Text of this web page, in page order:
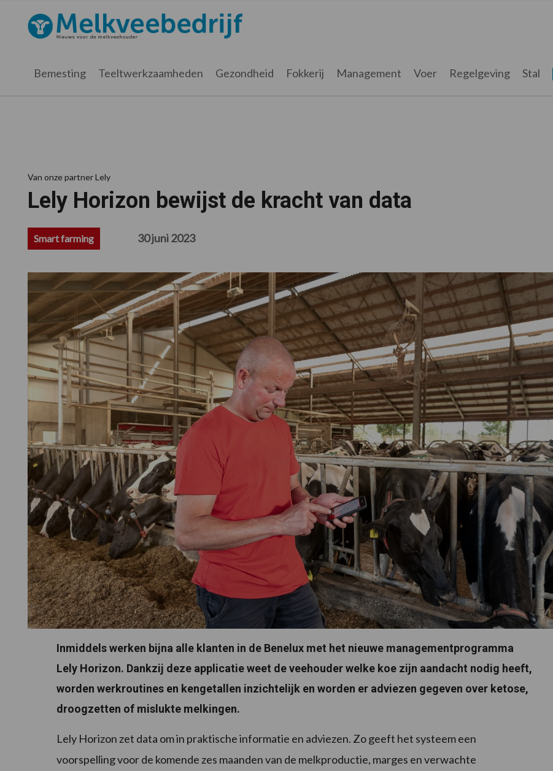
hoofdnavigatie
hoofd
eerste
voettekst
Melkveebedrijf.nl
Bemesting Teeltwerkzaamheden Gezondheid Fokkerij Management Voer Regelgeving Stal
Van onze partner Lely
Lely Horizon bewijst de kracht van data
Smart farming 30 juni 2023
Inmiddels werken bijna alle klanten in de Benelux met het nieuwe managementprogramma
Lely Horizon. Dankzij deze applicatie weet de veehouder welke koe zijn aandacht nodig heeft,
worden werkroutines en kengetallen inzichtelijk en worden er adviezen gegeven over ketose,
droogzetten of mislukte melkingen.
Lely Horizon zet data om in praktische informatie en adviezen. Zo geeft het systeem een
voorspelling voor de komende zes maanden van de melkproductie, marges en verwachte